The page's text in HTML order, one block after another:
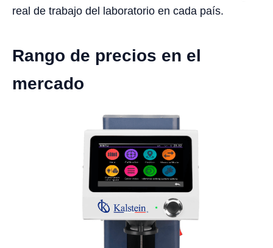
real de trabajo del laboratorio en cada país.
Rango de precios en el
mercado